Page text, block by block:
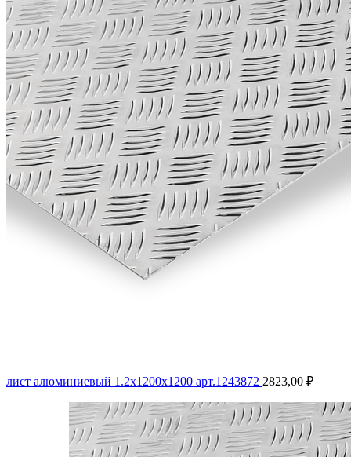
лист алюминиевый 1.2х1200х1200 арт.1243872 2823,00 ₽